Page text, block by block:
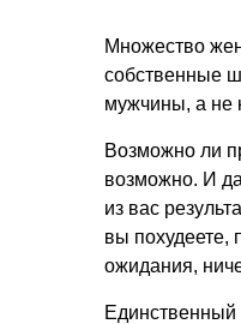
Множество
собственные
мужчины, а не
Возможно ли
возможно. И
из вас
вы
ожидания,